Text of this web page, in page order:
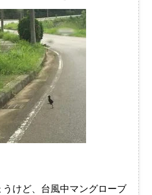
うけど、台風中マングローブ